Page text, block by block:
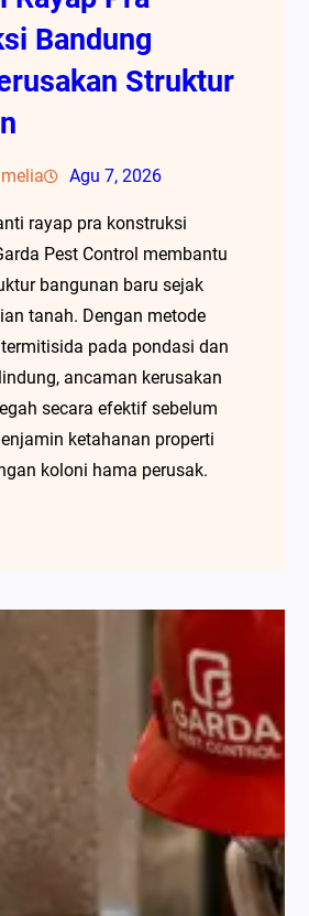
Bandung
Struktur
Agu 7, 2026
rayap pra konstruksi
Pest Control membantu
bangunan baru sejak
tanah. Dengan metode
pada pondasi dan
ancaman kerusakan
secara efektif sebelum
ketahanan properti
koloni hama perusak.